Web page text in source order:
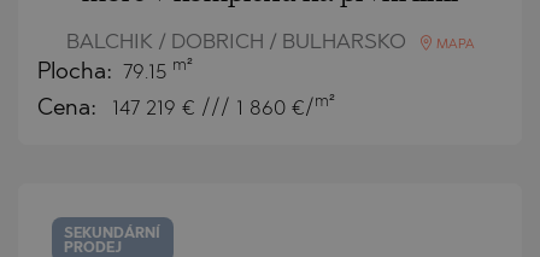
BALCHIK / DOBRICH / BULHARSKO MAPA
Plocha: 79.15 m²
Cena: 147 219 € /// 1 860 €/ m²
SEKUNDÁRNÍ
PRODEJ